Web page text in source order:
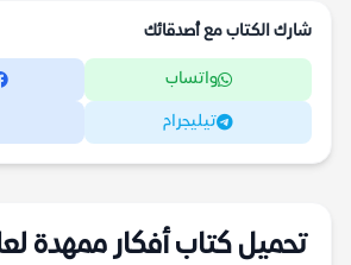
شارك الكتاب مع أصدقائك
واتساب
تيليجرام
تحميل كتاب أفكار ممهدة